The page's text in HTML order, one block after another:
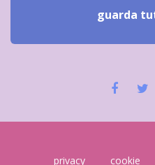
guarda
privacy cookie